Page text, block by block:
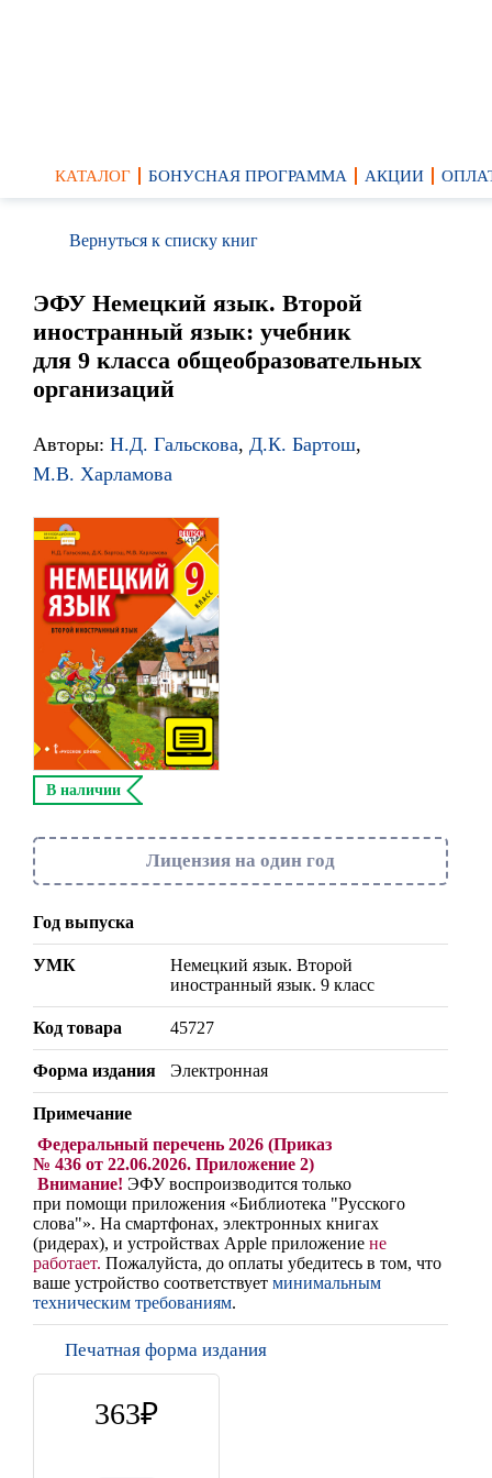
КАТАЛОГ БОНУСНАЯ ПРОГРАММА АКЦИИ
Вернуться к списку книг
ЭФУ Немецкий язык. Второй
иностранный язык: учебник
для 9 класса общеобразовательных
организаций
Авторы: Н.Д. Гальскова, Д.К. Бартош,
М.В. Харламова
В наличии
Лицензия на один год
Год выпуска
УМК
Немецкий язык. Второй
иностранный язык. 9 класс
Код товара 45727
Форма издания Электронная
Примечание
Федеральный перечень 2026 (Приказ
№ 436 от 22.06.2026. Приложение 2)
Внимание! ЭФУ воспроизводится только
при помощи приложения «Библиотека "Русского
слова"». На смартфонах, электронных книгах
(ридерах), и устройствах Apple приложение не
работает. Пожалуйста, до оплаты убедитесь в том, что
ваше устройство соответствует минимальным
техническим требованиям.
Печатная форма издания
363